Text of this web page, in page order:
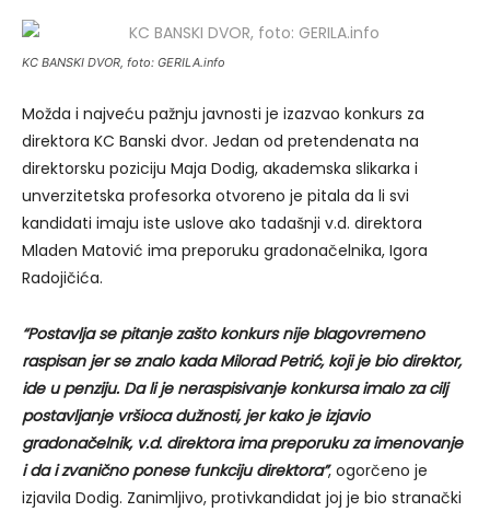
KC BANSKI DVOR, foto: GERILA.info
Možda i najveću pažnju javnosti je izazvao konkurs za
direktora KC Banski dvor. Jedan od pretendenata na
direktorsku poziciju Maja Dodig, akademska slikarka i
unverzitetska profesorka otvoreno je pitala da li svi
kandidati imaju iste uslove ako tadašnji v.d. direktora
Mladen Matović ima preporuku gradonačelnika, Igora
Radojičića.
“Postavlja se pitanje zašto konkurs nije blagovremeno
raspisan jer se znalo kada Milorad Petrić, koji je bio direktor,
ide u penziju. Da li je neraspisivanje konkursa imalo za cilj
postavljanje vršioca dužnosti, jer kako je izjavio
gradonačelnik, v.d. direktora ima preporuku za imenovanje
i da i zvanično ponese funkciju direktora”, ogorčeno je
izjavila Dodig. Zanimljivo, protivkandidat joj je bio stranački